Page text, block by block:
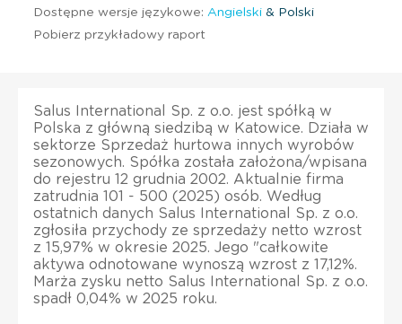
Dostępne wersje językowe: Angielski & Polski
Pobierz przykładowy raport
Salus International Sp. z o.o. jest spółką w
Polska z główną siedzibą w Katowice. Działa w
sektorze Sprzedaż hurtowa innych wyrobów
sezonowych. Spółka została założona/wpisana
do rejestru 12 grudnia 2002. Aktualnie firma
zatrudnia 101 - 500 (2025) osób. Według
ostatnich danych Salus International Sp. z o.o.
zgłosiła przychody ze sprzedaży netto wzrost
z 15,97% w okresie 2025. Jego "całkowite
aktywa odnotowane wynoszą wzrost z 17,12%.
Marża zysku netto Salus International Sp. z o.o.
spadł 0,04% w 2025 roku.